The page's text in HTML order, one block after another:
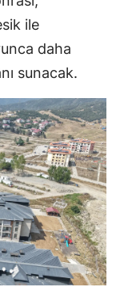
ile
daha
sunacak.